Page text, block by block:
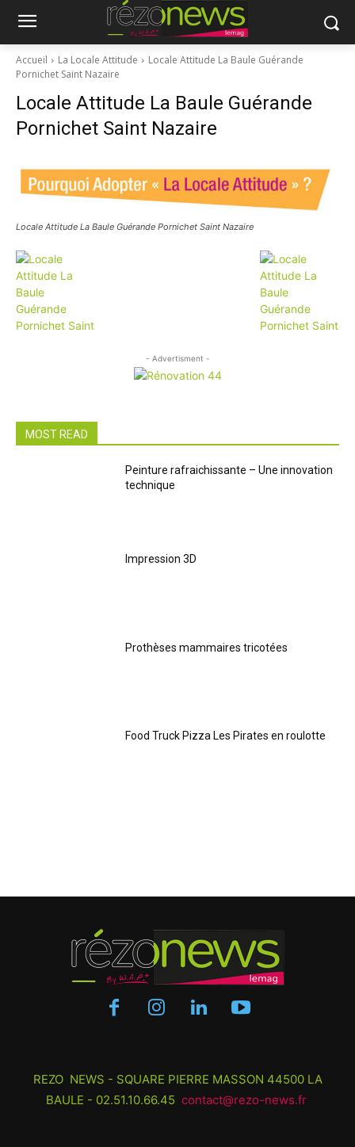
Accueil La Locale Attitude
Locale Attitude La Baule Guérande
Pornichet Saint Nazaire
Locale Attitude La Baule Guérande
Pornichet Saint Nazaire
Locale Attitude La Baule Guérande Pornichet Saint Nazaire
- Advertisment -
MOST READ
Peinture rafraichissante – Une innovation
technique
Impression 3D
Prothèses mammaires tricotées
Food Truck Pizza Les Pirates en roulotte
REZO NEWS - SQUARE PIERRE MASSON 44500 LA
BAULE - 02.51.10.66.45 contact@rezo-news.fr